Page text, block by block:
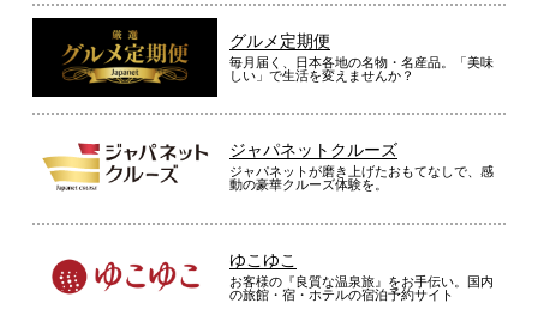
グルメ定期便
毎月届く、日本各地の名物・名産品。「美味
しい」で生活を変えませんか？
ジャパネットクルーズ
ジャパネットが磨き上げたおもてなしで、感
動の豪華クルーズ体験を。
ゆこゆこ
お客様の『良質な温泉旅』をお手伝い。国内
の旅館・宿・ホテルの宿泊予約サイト